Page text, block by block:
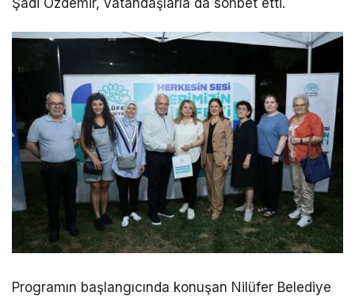
Programın başlangıcında konuşan Nilüfer Belediye